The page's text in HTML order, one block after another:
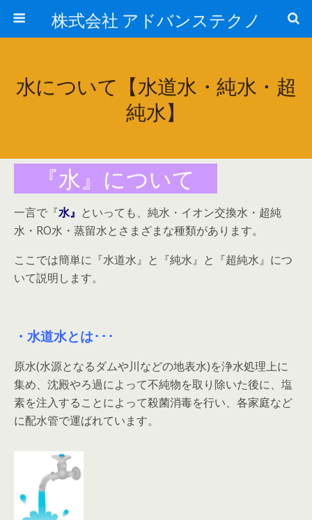
株式会社 アドバンステクノ
水について【水道水・純水・超
純水】
『水』について
一言で『水』 といっても、純水・イオン交換水・超純
水・RO水・蒸留水とさまざまな種類があります。
ここでは簡単に『水道水』と『純水』と『超純水』につ
いて説明します。
・水道水とは･･･
原水(水源となるダムや川などの地表水)を浄水処理上に
集め、沈殿やろ過によって不純物を取り除いた後に、塩
素を注入することによって殺菌消毒を行い、各家庭など
に配水管で運ばれています。